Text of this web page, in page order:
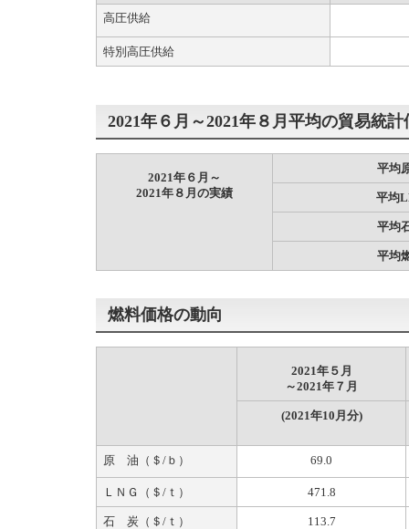
高圧供給
特別高圧供給
2021年６月～2021年８月平均の貿易統計
2021年６月～
2021年８月の実績
平均
平均
平均
平均
燃料価格の動向
2021年５月
～2021年７月
(2021年10月分)
原 油（＄/ｂ） 69.0
ＬＮＧ（＄/ｔ） 471.8
石 炭（＄/ｔ） 113.7